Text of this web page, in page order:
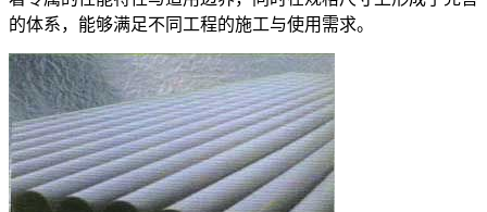
的体系，能够满足不同工程的施工与使用需求。